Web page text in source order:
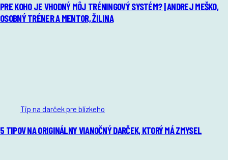
PRE KOHO JE VHODNÝ MÔJ TRÉNINGOVÝ SYSTÉM? | ANDREJ MEŠKO,
OSOBNÝ TRÉNER A MENTOR, ŽILINA
Tip na darček pre blízkeho
5 TIPOV NA ORIGINÁLNY VIANOČNÝ DARČEK, KTORÝ MÁ ZMYSEL